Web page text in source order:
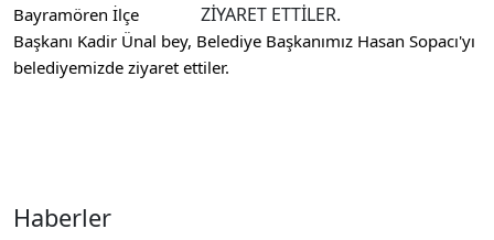
Haberler
Bayramören İlçe
Başkanı Kadir Ünal bey, Belediye Başkanımız Hasan Sopacı'yı
belediyemizde ziyaret ettiler.